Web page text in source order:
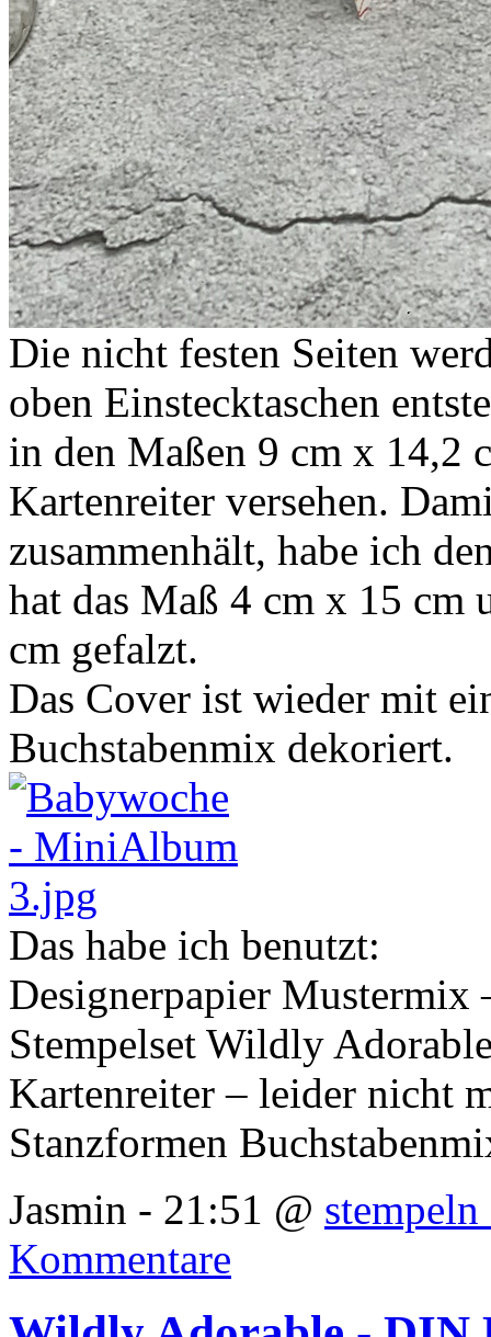
Die nicht festen Seiten
oben Einstecktaschen
in den Maßen 9 cm x 14,2
Kartenreiter versehen.
zusammenhält, habe ich
hat das Maß 4 cm x 15 cm
cm gefalzt.
Das Cover ist wieder mit
Buchstabenmix dekoriert.
Das habe ich benutzt:
Designerpapier Mustermix
Stempelset Wildly
Kartenreiter – leider nicht
Stanzformen
Jasmin - 21:51 @
Kommentare